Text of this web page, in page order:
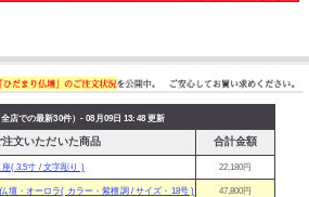
店での最新30件）- 08月09日 13:48 更新
注文いただいた商品 合計金額
( 3.5寸 / 文字彫り ) 22,180円
壇・オーロラ( カラー・紫檀調 / サイズ・18号 ) 47,800円